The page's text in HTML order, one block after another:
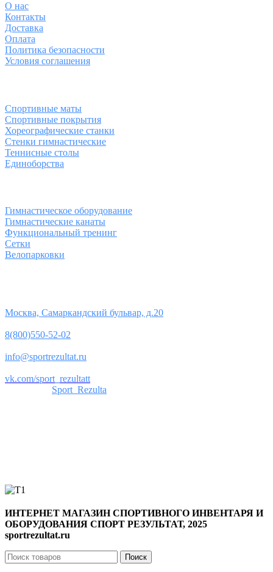
О нас
Контакты
Доставка
Оплата
Политика безопасности
Условия соглашения
Спортивные маты
Спортивные покрытия
Хореографические станки
Стенки гимнастические
Теннисные столы
Единоборства
Гимнастическое оборудование
Гимнастические канаты
Функциональный тренинг
Сетки
Велопарковки
Москва, Самаркандский бульвар, д.20
8(800)550-52-02
info@sportrezultat.ru
vk.com/sport_rezultatt
Sport_Rezulta
ИНТЕРНЕТ МАГАЗИН СПОРТИВНОГО ИНВЕНТАРЯ И
ОБОРУДОВАНИЯ СПОРТ РЕЗУЛЬТАТ, 2025
sportrezultat.ru
Поиск